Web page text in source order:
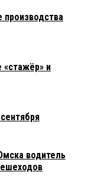
производства
«стажёр» и
водитель